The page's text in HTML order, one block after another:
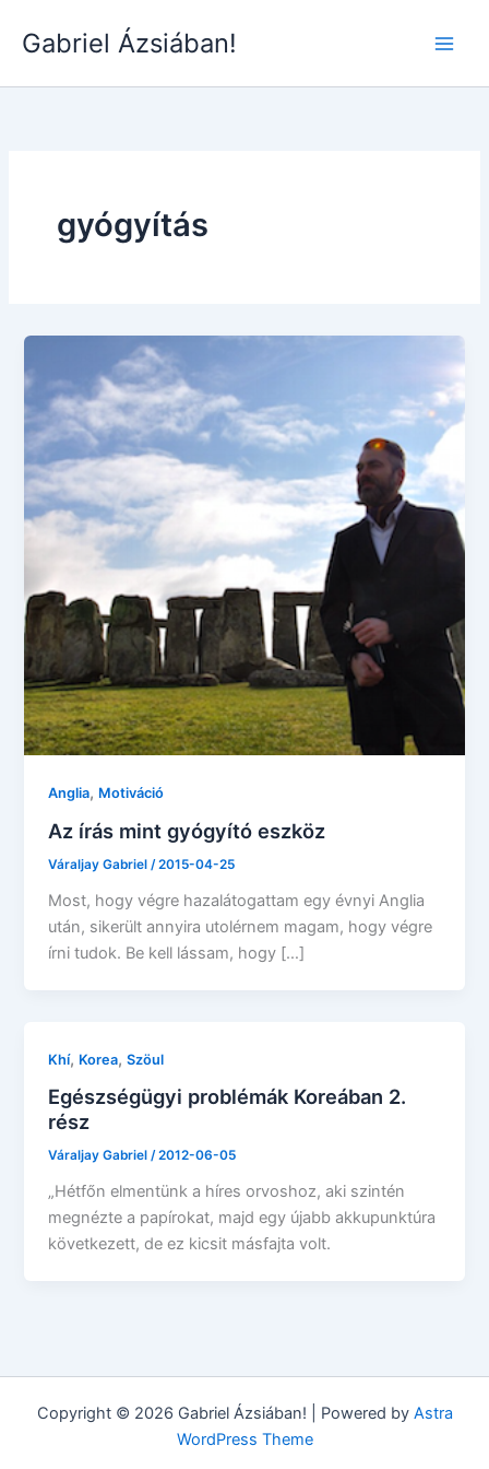
Gabriel Ázsiában!
gyógyítás
Anglia, Motiváció
Az írás mint gyógyító eszköz
Váraljay Gabriel/2015-04-25
Most, hogy végre hazalátogattam egy évnyi Anglia
után, sikerült annyira utolérnem magam, hogy végre
írni tudok. Be kell lássam, hogy […]
Khí, Korea,Szöul
Egészségügyi problémák Koreában 2.
rész
Váraljay Gabriel/2012-06-05
„Hétfőn elmentünk a híres orvoshoz, aki szintén
megnézte a papírokat, majd egy újabb akkupunktúra
következett, de ez kicsit másfajta volt.
Copyright © 2026 Gabriel Ázsiában! | Powered by Astra
WordPress Theme